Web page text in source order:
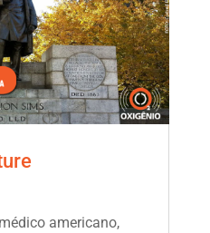
americano,